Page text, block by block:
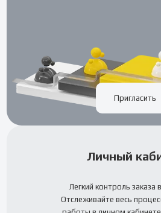
Пригласить
Личный
Легкий контроль заказа
Отслеживайте весь